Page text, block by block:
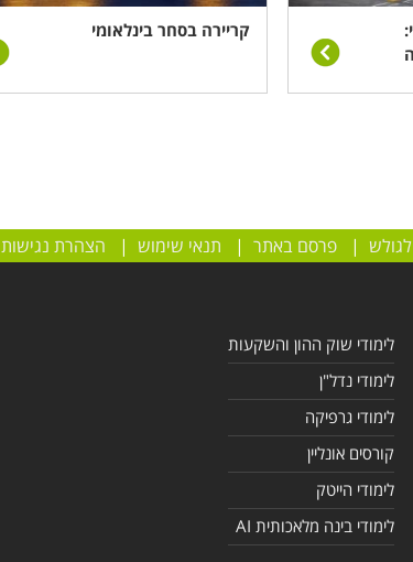
קריירה בסחר בינלאומי
|פרסם באתר | תנאי שימוש | הצהרת נגישות
לימודי שוק ההון והשקעות
לימודי נדל"ן
לימודי גרפיקה
קורסים אונליין
לימודי הייטק
לימודי בינה מלאכותית AI